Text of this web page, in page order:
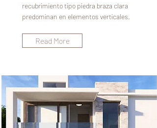
recubrimiento tipo piedra braza clara
predominan en elementos verticales.
Read More